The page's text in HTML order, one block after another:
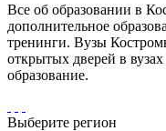
Все об образовании в
дополнительное
тренинги. Вузы
открытых дверей в
образование.
Выберите регион